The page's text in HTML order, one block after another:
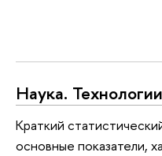
Наука.
Краткий
основные показатели,